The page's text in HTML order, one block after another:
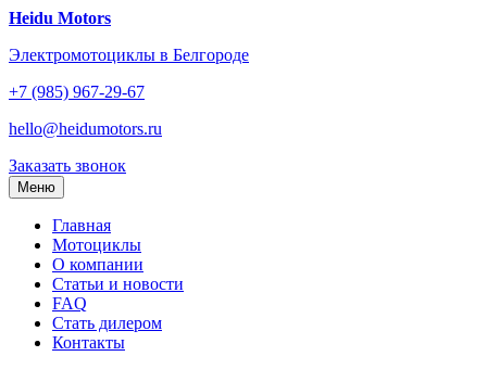
Перейти
содержанию
Heidu Motors
Электромотоциклы в Белгороде
+7 (985) 967-29-67
hello@heidumotors.ru
Заказать звонок
Меню
Главная
Мотоциклы
О компании
Статьи и новости
FAQ
Стать дилером
Контакты